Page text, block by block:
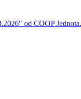
od COOP